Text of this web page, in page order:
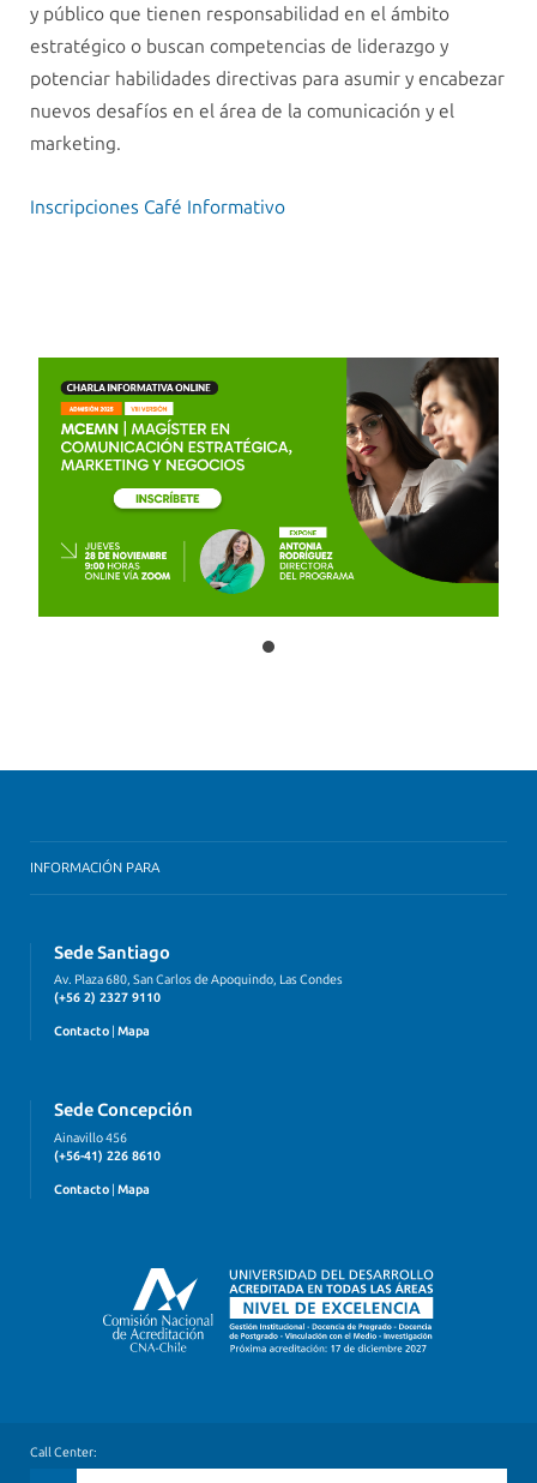
y público que tienen responsabilidad en el ámbito
estratégico o buscan competencias de liderazgo y
potenciar habilidades directivas para asumir y encabezar
nuevos desafíos en el área de la comunicación y el
marketing.
Inscripciones Café Informativo
INFORMACIÓN PARA
Sede Santiago
Av. Plaza 680, San Carlos de Apoquindo, Las Condes
(+56 2) 2327 9110
Contacto Mapa
Sede Concepción
Ainavillo 456
(+56-41) 226 8610
Contacto | Mapa
Call Center: